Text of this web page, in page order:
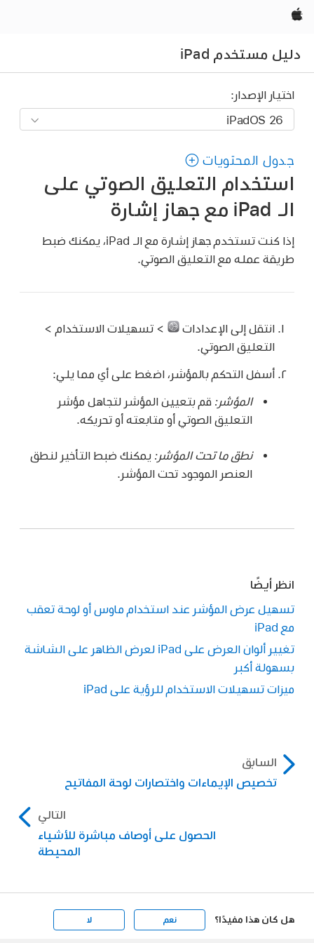
Apple‏
دليل مستخدم iPad
اختيار الإصدار:
جدول المحتويات
استخدام التعليق الصوتي على
الـ iPad مع جهاز إشارة
إذا كنت تستخدم جهاز إشارة مع الـ iPad، يمكنك ضبط
طريقة عمله مع التعليق الصوتي.
انتقل إلى الإعدادات
> تسهيلات الاستخدام >
التعليق الصوتي.
أسفل التحكم بالمؤشر، اضغط على أي مما يلي:
المؤشر: قم بتعيين المؤشر لتجاهل مؤشر
التعليق الصوتي أو متابعته أو تحريكه.
نطق ما تحت المؤشر: يمكنك ضبط التأخير لنطق
العنصر الموجود تحت المؤشر.
انظر أيضًا
تسهيل عرض المؤشر عند استخدام ماوس أو لوحة تعقب
مع iPad
تغيير ألوان العرض على iPad لعرض الظاهر على الشاشة
بسهولة أكبر
ميزات تسهيلات الاستخدام للرؤية على iPad
السابق
تخصيص الإيماءات واختصارات لوحة المفاتيح
التالي
الحصول على أوصاف مباشرة للأشياء
المحيطة
هل كان هذا مفيدًا؟ نعم لا